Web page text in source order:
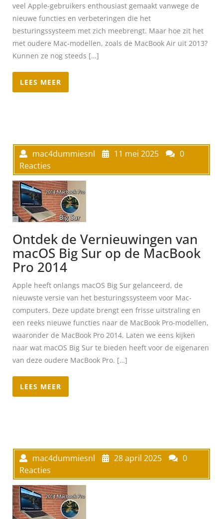
veel Apple-gebruikers enthousiast gemaakt vanwege de
nieuwe functies en verbeteringen die het
besturingssysteem met zich meebrengt. Maar hoe zit het
met oudere Mac-modellen, zoals de MacBook Air uit 2013?
Kunnen ze nog steeds […]
LEES MEER
mac4dummiesnl 11 mei 2025
0
Reacties
Ontdek de Vernieuwingen van
macOS Big Sur op de MacBook
Pro 2014
Apple heeft onlangs macOS Big Sur gelanceerd, de
nieuwste versie van het besturingssysteem voor Mac-
computers. Deze update brengt een frisse uitstraling en
een reeks nieuwe functies naar de MacBook Pro-modellen,
waaronder de MacBook Pro 2014. Laten we eens kijken
naar wat macOS Big Sur te bieden heeft voor de eigenaren
van deze oudere MacBook Pro. […]
LEES MEER
mac4dummiesnl 28 april 2025
0
Reacties